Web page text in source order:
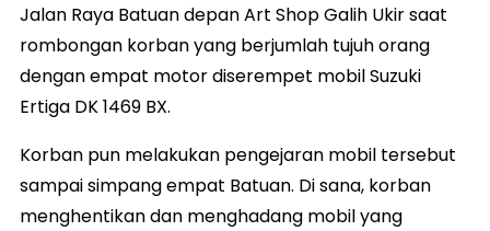
Jalan Raya Batuan depan Art Shop Galih Ukir saat
rombongan korban yang berjumlah tujuh orang
dengan empat motor diserempet mobil Suzuki
Ertiga DK 1469 BX.
Korban pun melakukan pengejaran mobil tersebut
sampai simpang empat Batuan. Di sana, korban
menghentikan dan menghadang mobil yang